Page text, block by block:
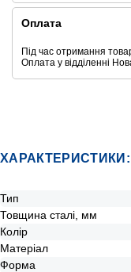
Оплата
Під час отримання
Оплата у відділенні
ХАРАКТЕРИСТИКИ:
Тип
Товщина сталі, мм
Колір
Матеріал
Форма